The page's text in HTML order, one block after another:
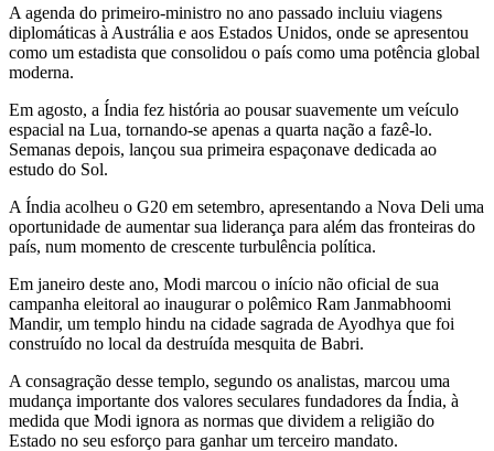
A agenda do primeiro-ministro no ano passado incluiu viagens
diplomáticas à Austrália e aos Estados Unidos, onde se apresentou
como um estadista que consolidou o país como uma potência global
moderna.
Em agosto, a Índia fez história ao pousar suavemente um veículo
espacial na Lua, tornando-se apenas a quarta nação a fazê-lo.
Semanas depois, lançou sua primeira espaçonave dedicada ao
estudo do Sol.
A Índia acolheu o G20 em setembro, apresentando a Nova Deli uma
oportunidade de aumentar sua liderança para além das fronteiras do
país, num momento de crescente turbulência política.
Em janeiro deste ano, Modi marcou o início não oficial de sua
campanha eleitoral ao inaugurar o polêmico Ram Janmabhoomi
Mandir, um templo hindu na cidade sagrada de Ayodhya que foi
construído no local da destruída mesquita de Babri.
A consagração desse templo, segundo os analistas, marcou uma
mudança importante dos valores seculares fundadores da Índia, à
medida que Modi ignora as normas que dividem a religião do
Estado no seu esforço para ganhar um terceiro mandato.